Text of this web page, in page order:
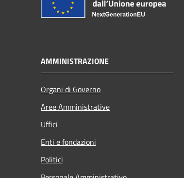
AMMINISTRAZIONE
Organi di Governo
Aree Amministrative
Uffici
Enti e fondazioni
Politici